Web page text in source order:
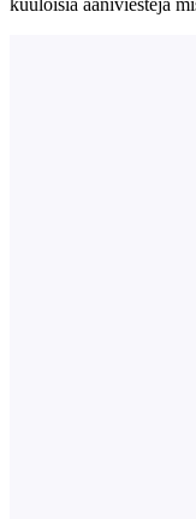
kuuloisia ääniviestejä